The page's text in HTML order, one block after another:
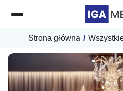
Strona główna /